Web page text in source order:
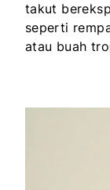
takut
seperti
atau buah